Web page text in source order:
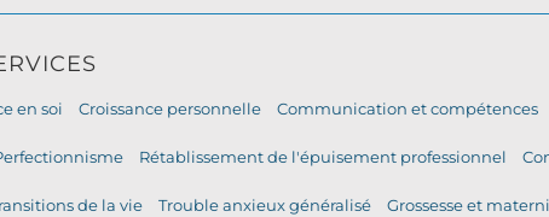
en soi Croissance personnelle Communication et compétences
Rétablissement de l'épuisement professionnel
de la vie Trouble anxieux généralisé Grossesse et